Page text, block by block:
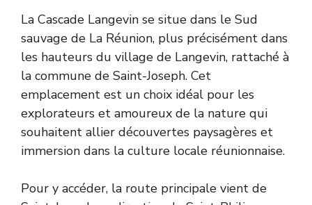
La Cascade Langevin se situe dans le Sud
sauvage de La Réunion, plus précisément dans
les hauteurs du village de Langevin, rattaché à
la commune de Saint-Joseph. Cet
emplacement est un choix idéal pour les
explorateurs et amoureux de la nature qui
souhaitent allier découvertes paysagères et
immersion dans la culture locale réunionnaise.
Pour y accéder, la route principale vient de